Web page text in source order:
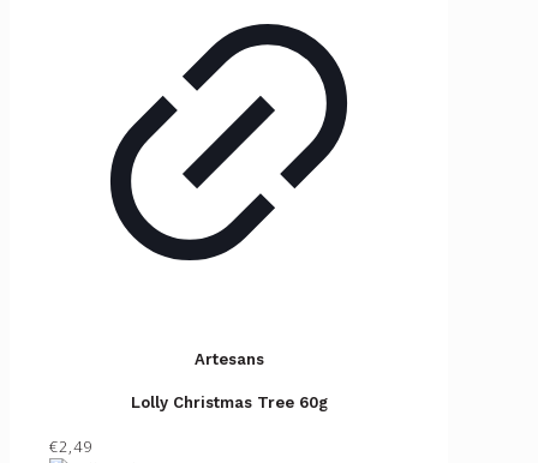
Artesans
Lolly Christmas Tree 60g
€2,49